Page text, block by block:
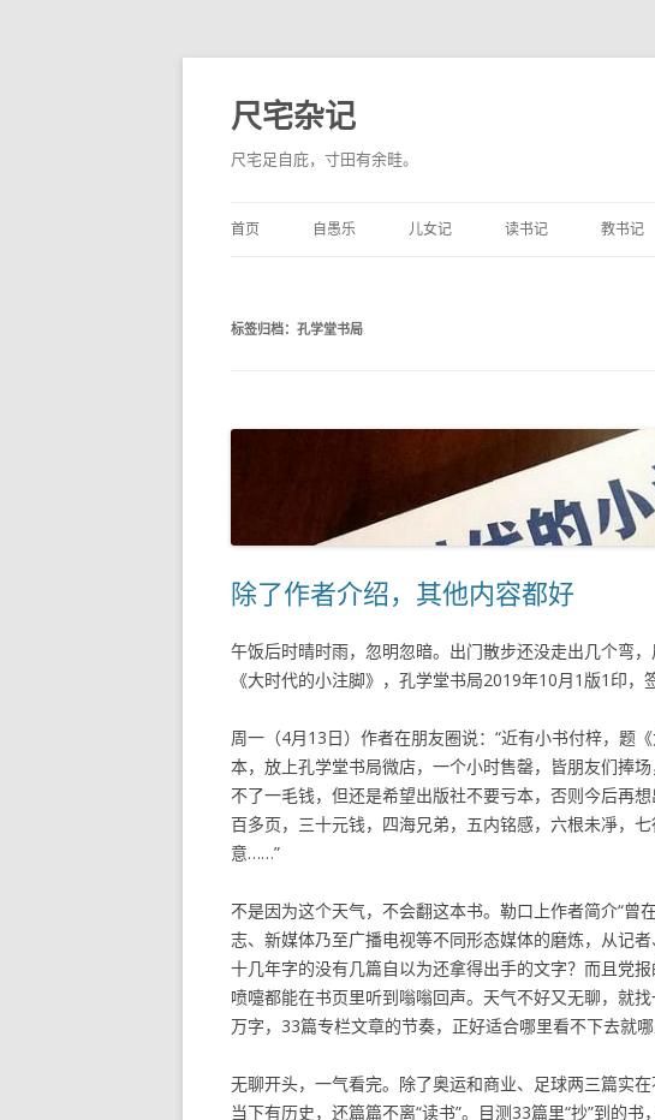
尺宅杂记
尺宅足自庇，寸田有余畦。
首页 自愚乐 儿女记 读书记 教书记
标签归档： 孔学堂书局
除了作者介绍，其他内容都好
午饭后时晴时雨，忽明忽暗。出门散步还没走出几个弯
《大时代的小注脚》，孔学堂书局2019年10月1版1印，
周一（4月13日）作者在朋友圈说：“近有小书付梓，题
本，放上孔学堂书局微店，一个小时售罄，皆朋友们捧
不了一毛钱，但还是希望出版社不要亏本，否则今后再
百多页，三十元钱，四海兄弟，五内铭感，六根未凈，
意……”
不是因为这个天气，不会翻这本书。勒口上作者简介“曾
志、新媒体乃至广播电视等不同形态媒体的磨炼，从记
十几年字的没有几篇自以为还拿得出手的文字？而且党
喷嚏都能在书页里听到嗡嗡回声。天气不好又无聊，就
万字，33篇专栏文章的节奏，正好适合哪里看不下去就哪
无聊开头，一气看完。除了奥运和商业、足球两三篇实
当下有历史，还篇篇不离“读书”。目测33篇里“抄”到的